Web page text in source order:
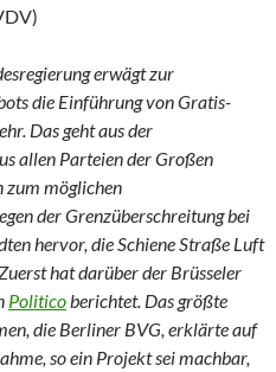
erwägt zur
die Einführung von Gratis-
Das geht aus der
allen Parteien der Großen
zum möglichen
der Grenzüberschreitung bei
hervor, die Schiene Straße Luft
hat darüber der Brüsseler
Politico berichtet. Das größte
die Berliner BVG, erklärte auf
so ein Projekt sei machbar,